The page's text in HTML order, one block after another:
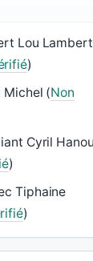
Lou Lambert
)
Michel (Non
Cyril
)
Tiphaine
)